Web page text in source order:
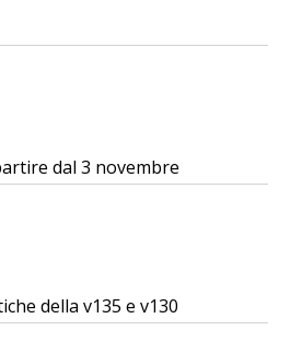
dal 3 novembre
della v135 e v130